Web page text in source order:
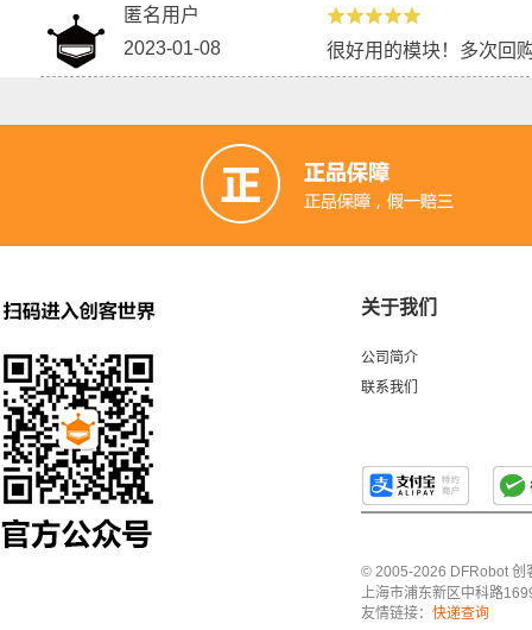
匿名用户
2023-01-08
很好用的模块！多次回
关于我们
公司简介
联系我们
© 2005-2026 DFRobot 创
上海市浦东新区中科路
友情链接： 快递查询